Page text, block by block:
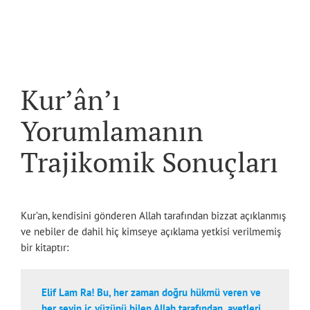
Kur’ân’ı
Yorumlamanın
Trajikomik Sonuçları
Kur’an, kendisini gönderen Allah tarafından bizzat açıklanmış
ve nebiler de dahil hiç kimseye açıklama yetkisi verilmemiş
bir kitaptır:
Elif Lam Ra! Bu, her zaman doğru hükmü veren ve